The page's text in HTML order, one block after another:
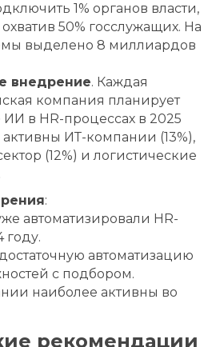
1% органов власти,
50% госслужащих. На
выделено 8 миллиардов
внедрение. Каждая
компания планирует
в HR-процессах в 2025
ИТ-компании (13%),
(12%) и логистические
:
автоматизировали HR-
году.
автоматизацию
с подбором.
наиболее активны во
рекомендации